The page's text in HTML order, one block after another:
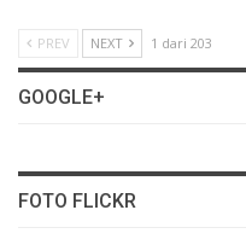
PREV NEXT 1 dari 203
GOOGLE+
FOTO FLICKR